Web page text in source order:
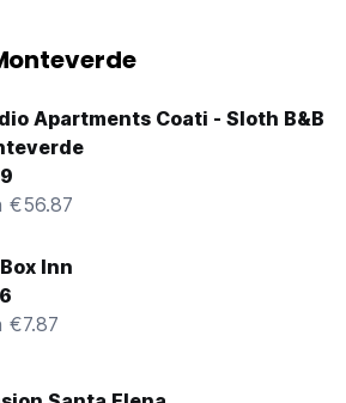
Apartments Coati - Sloth B&B
€56.87
Inn
€7.87